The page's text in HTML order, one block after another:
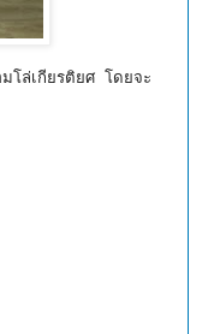
โล่เกียรติยศ โดยจะ